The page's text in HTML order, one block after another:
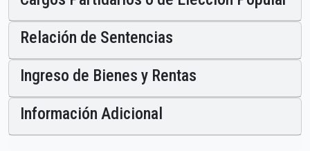
Relación de Sentencias
Ingreso de Bienes y Rentas
Información Adicional